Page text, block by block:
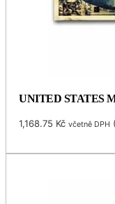
UNITED STATES
1,168.75 Kč včetně DPH